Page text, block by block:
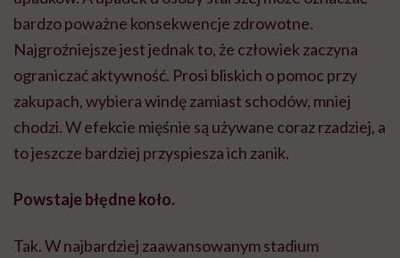
bardzo poważne konsekwencje zdrowotne.
Najgroźniejsze jest jednak to, że człowiek zaczyna
ograniczać aktywność. Prosi bliskich o pomoc przy
zakupach, wybiera windę zamiast schodów, mniej
chodzi. W efekcie mięśnie są używane coraz rzadziej, a
to jeszcze bardziej przyspiesza ich zanik.
Powstaje błędne koło.
Tak. W najbardziej zaawansowanym stadium